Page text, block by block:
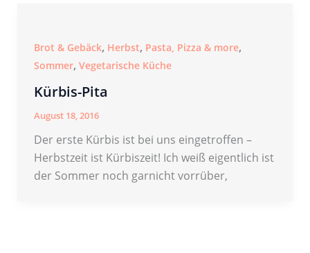
Brot & Gebäck, Herbst, Pasta, Pizza & more,
Sommer, Vegetarische Küche
Kürbis-Pita
August 18, 2016
Der erste Kürbis ist bei uns eingetroffen –
Herbstzeit ist Kürbiszeit! Ich weiß eigentlich ist
der Sommer noch garnicht vorrüber,